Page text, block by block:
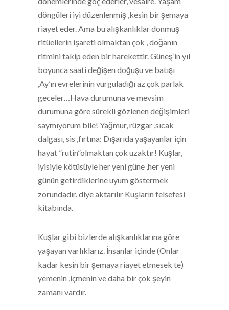
döngüleri iyi düzenlenmiş ,kesin bir şemaya
riayet eder. Ama bu alışkanlıklar donmuş
ritüellerin işareti olmaktan çok , doğanın
ritmini takip eden bir harekettir. Güneş’in yıl
boyunca saati değişen doğuşu ve batışı
,Ay’ın evrelerinin vurguladığı az çok parlak
geceler…Hava durumuna ve mevsim
durumuna göre sürekli gözlenen değişimleri
saymıyorum bile! Yağmur, rüzgar ,sıcak
dalgası, sis ,fırtına: Dışarıda yaşayanlar için
hayat ”rutin”olmaktan çok uzaktır! Kuşlar,
iyisiyle kötüsüyle her yeni güne ,her yeni
günün getirdiklerine uyum göstermek
zorundadır. diye aktarılır Kuşların felsefesi
kitabında.
Kuşlar gibi bizlerde alışkanlıklarına göre
yaşayan varlıklarız. İnsanlar içinde (Onlar
kadar kesin bir şemaya riayet etmesek te)
yemenin ,içmenin ve daha bir çok şeyin
zamanı vardır.